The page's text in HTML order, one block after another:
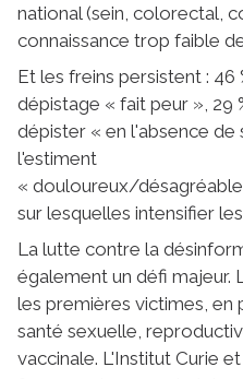
national (sein, colorectal,
connaissance trop faible
Et les freins persistent : 46
dépistage « fait peur », 29
dépister « en l'absence de
l'estiment
« douloureux/
sur lesquelles intensifier
La lutte contre la
également un défi majeur.
les premières victimes, en
santé sexuelle,
vaccinale. L'Institut Curie